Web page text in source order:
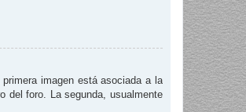
imagen está asociada a la
del foro. La segunda, usualmente